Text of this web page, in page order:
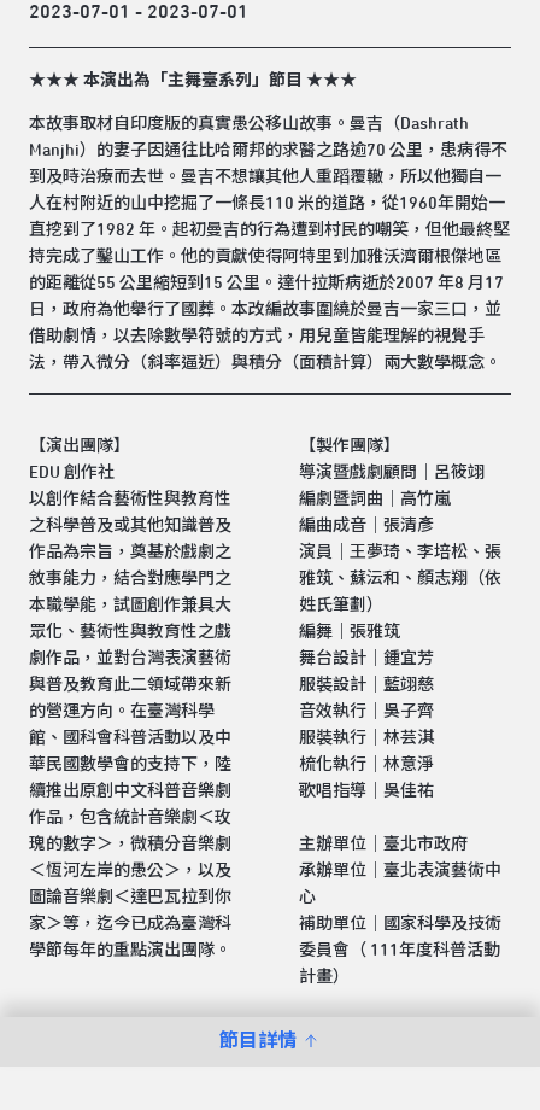
節目詳情
2023-07-01 - 2023-07-01
★★★ 本演出為「主舞臺系列」節目 ★★★
本故事取材自印度版的真實愚公移山故事。曼吉（Dashrath
Manjhi）的妻子因通往比哈爾邦的求醫之路逾70 公里，患病得不
到及時治療而去世。曼吉不想讓其他人重蹈覆轍，所以他獨自一
人在村附近的山中挖掘了一條長110 米的道路，從1960年開始一
直挖到了1982 年。起初曼吉的行為遭到村民的嘲笑，但他最終堅
持完成了鑿山工作。他的貢獻使得阿特里到加雅沃濟爾根傑地區
的距離從55 公里縮短到15 公里。達什拉斯病逝於2007 年8 月17
日，政府為他舉行了國葬。本改編故事圍繞於曼吉一家三口，並
借助劇情，以去除數學符號的方式，用兒童皆能理解的視覺手
法，帶入微分（斜率逼近）與積分（面積計算）兩大數學概念。
【演出團隊】
EDU 創作社
以創作結合藝術性與教育性
之科學普及或其他知識普及
作品為宗旨，奠基於戲劇之
敘事能力，結合對應學門之
本職學能，試圖創作兼具大
眾化、藝術性與教育性之戲
劇作品，並對台灣表演藝術
與普及教育此二領域帶來新
的營運方向。在臺灣科學
館、國科會科普活動以及中
華民國數學會的支持下，陸
續推出原創中文科普音樂劇
作品，包含統計音樂劇＜玫
瑰的數字＞，微積分音樂劇
＜恆河左岸的愚公＞，以及
圖論音樂劇＜達巴瓦拉到你
家＞等，迄今已成為臺灣科
學節每年的重點演出團隊。
【製作團隊】
導演暨戲劇顧問｜呂筱翊
編劇暨詞曲｜高竹嵐
編曲成音｜張清彥
演員｜王夢琦、李培松、張
雅筑、蘇沄和、顏志翔（依
姓氏筆劃）
編舞｜張雅筑
舞台設計｜鍾宜芳
服裝設計｜藍翊慈
音效執行｜吳子齊
服裝執行｜林芸淇
梳化執行｜林意淨
歌唱指導｜吳佳祐
主辦單位｜臺北市政府
承辦單位｜臺北表演藝術中
心
補助單位｜國家科學及技術
委員會（ 111年度科普活動
計畫）